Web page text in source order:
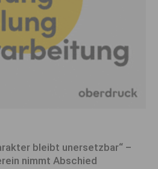
bleibt unersetzbar“ –
nimmt Abschied